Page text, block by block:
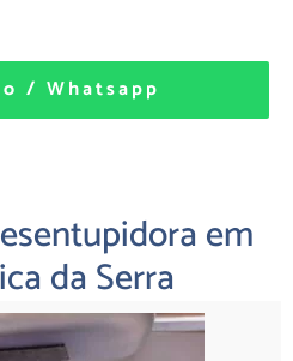
/ Whatsapp
em
da Serra